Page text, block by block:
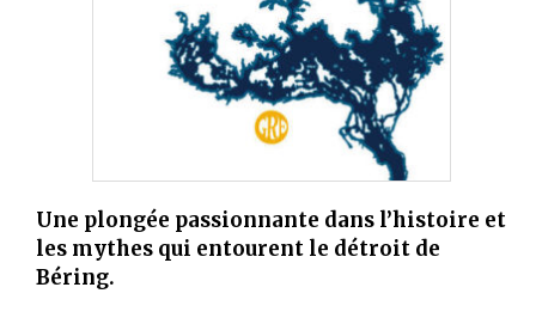
Une plongée passionnante dans l’histoire et
les mythes qui entourent le détroit de
Béring.